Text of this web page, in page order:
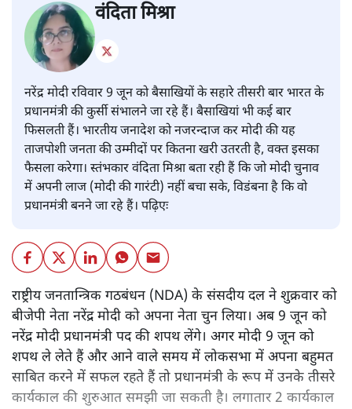
वंदिता मिश्रा
नरेंद्र मोदी रविवार 9 जून को बैसाखियों के सहारे तीसरी बार भारत के
प्रधानमंत्री की कुर्सी संभालने जा रहे हैं। बैसाखियां भी कई बार
फिसलती हैं। भारतीय जनादेश को नजरन्दाज कर मोदी की यह
ताजपोशी जनता की उम्मीदों पर कितना खरी उतरती है, वक्त इसका
फैसला करेगा। स्तंभकार वंदिता मिश्रा बता रही हैं कि जो मोदी चुनाव
में अपनी लाज (मोदी की गारंटी) नहीं बचा सके, विडंबना है कि वो
प्रधानमंत्री बनने जा रहे हैं। पढ़िएः
राष्ट्रीय जनतान्त्रिक गठबंधन (NDA) के संसदीय दल ने शुक्रवार को
बीजेपी नेता नरेंद्र मोदी को अपना नेता चुन लिया। अब 9 जून को
नरेंद्र मोदी प्रधानमंत्री पद की शपथ लेंगे। अगर मोदी 9 जून को
शपथ ले लेते हैं और आने वाले समय में लोकसभा में अपना बहुमत
साबित करने में सफल रहते हैं तो प्रधानमंत्री के रूप में उनके तीसरे
कार्यकाल की शुरुआत समझी जा सकती है। लगातार 2 कार्यकाल